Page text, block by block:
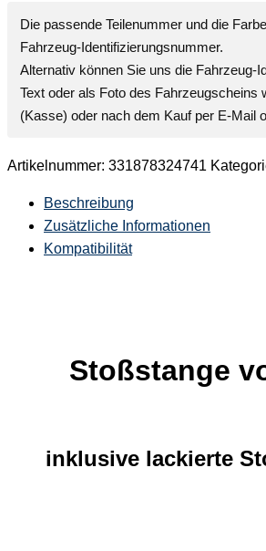
Die passende Teilenummer und die
Fahrzeug-Identifizierungsnummer.
Alternativ können Sie uns die Fahrzeug-
Text oder als Foto des Fahrzeugscheins
(Kasse) oder nach dem Kauf per E-Mail
Artikelnummer: 331878324741
Beschreibung
Zusätzliche Informationen
Kompatibilität
Stoßstange
inklusive lackierte